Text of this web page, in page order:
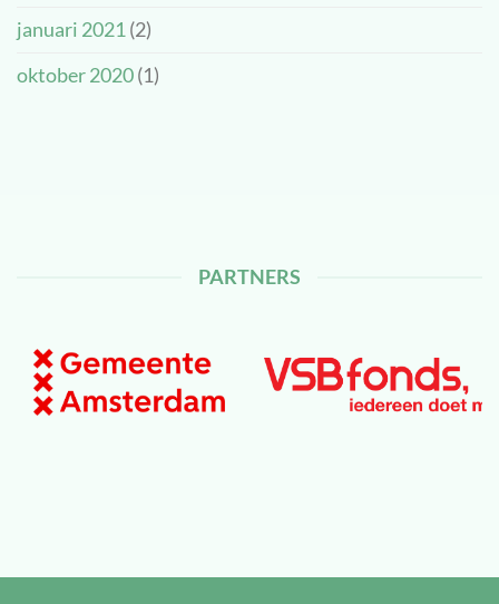
januari 2021(2)
oktober 2020(1)
PARTNERS